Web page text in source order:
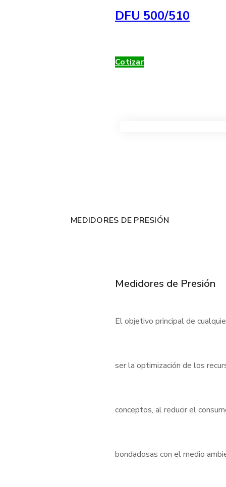
DFU 500/510
Cotizar
MEDIDORES DE PRESIÓN
Medidores de Presión
El objetivo principal de
ser la optimización de los
conceptos, al reducir el
bondadosas con el medio